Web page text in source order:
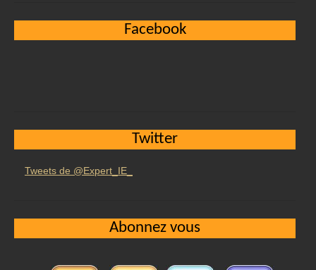
Facebook
Twitter
Tweets de @Expert_IE_
Abonnez vous